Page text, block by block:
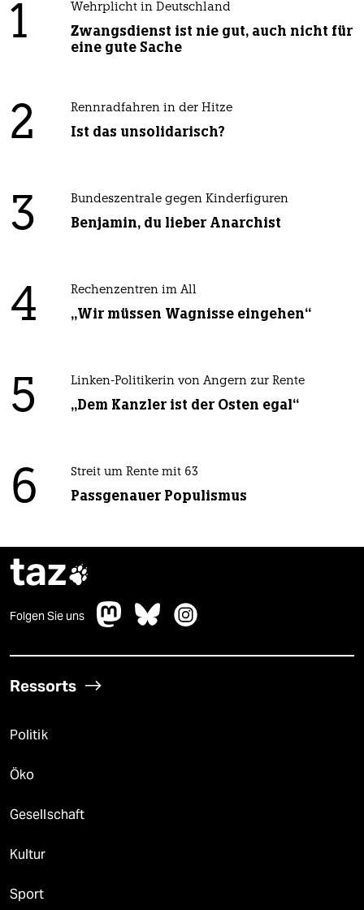
1 Wehrplicht in Deutschland
Zwangsdienst ist nie gut, auch nicht für
eine gute Sache
2 Rennradfahren in der Hitze
Ist das unsolidarisch?
3 Bundeszentrale gegen Kinderfiguren
Benjamin, du lieber Anarchist
4 Rechenzentren im All
„Wir müssen Wagnisse eingehen“
5 Linken-Politikerin von Angern zur Rente
„Dem Kanzler ist der Osten egal“
6 Streit um Rente mit 63
Passgenauer Populismus
taz
Folgen Sie uns
Ressorts
Politik
Öko
Gesellschaft
Kultur
Sport